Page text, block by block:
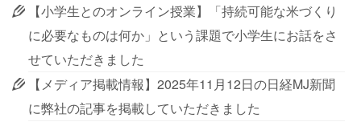
【小学生とのオンライン授業】「持続可能な米づくり
に必要なものは何か」という課題で小学生にお話をさ
せていただきました
【メディア掲載情報】2025年11月12日の日経MJ新聞
に弊社の記事を掲載していただきました